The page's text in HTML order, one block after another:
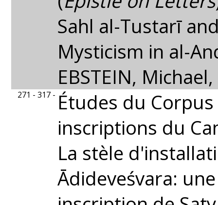
Sahl al-Tustarī
Mysticism in al-
EBSTEIN,
271 - 317 - Études du
inscriptions du
La stèle
Ādideveśvara: